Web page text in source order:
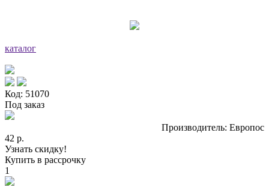
каталог
Код: 51070
Под заказ
Производитель: Европос
42 р.
Узнать скидку!
Купить в рассрочку
1